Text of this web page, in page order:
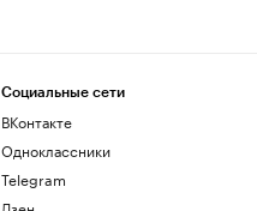
Социальные сети
ВКонтакте
Одноклассники
Telegram